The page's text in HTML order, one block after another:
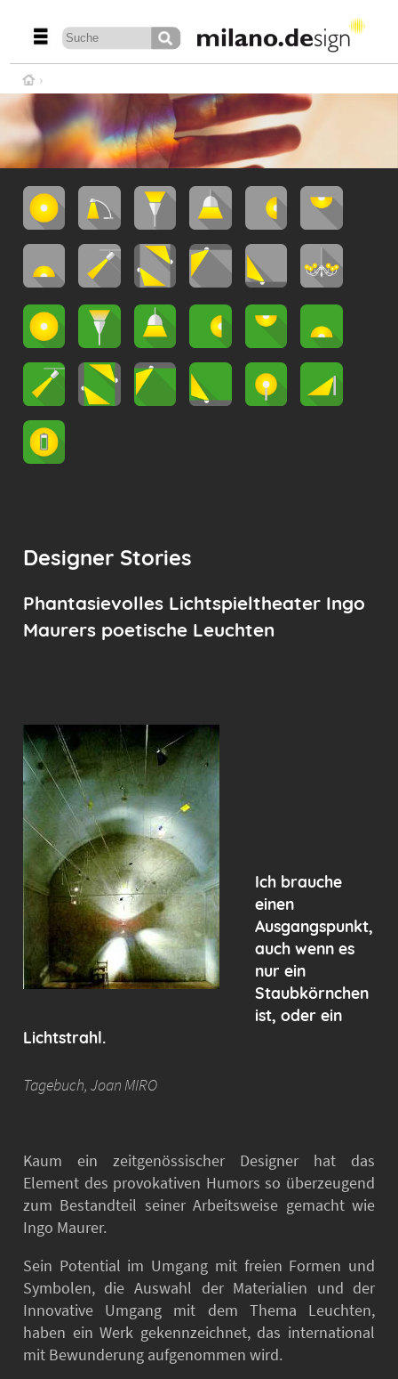
Designer Stories
Phantasievolles Lichtspieltheater Ingo
Maurers poetische Leuchten
Ich brauche
einen
Ausgangspunkt,
auch wenn es
nur ein
Staubkörnchen
ist, oder ein
Lichtstrahl.
Tagebuch, Joan MIRO
Kaum ein zeitgenössischer Designer hat das
Element des provokativen Humors so überzeugend
zum Bestandteil seiner Arbeitsweise gemacht wie
Ingo Maurer.
Sein Potential im Umgang mit freien Formen und
Symbolen, die Auswahl der Materialien und der
Innovative Umgang mit dem Thema Leuchten,
haben ein Werk gekennzeichnet, das international
mit Bewunderung aufgenommen wird.